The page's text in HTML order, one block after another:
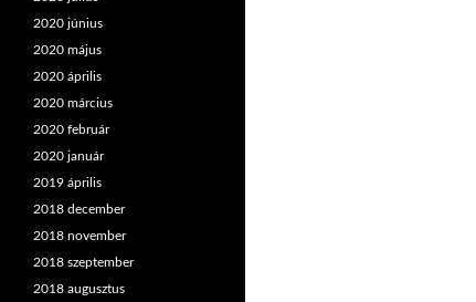
2020 június
2020 május
2020 április
2020 március
2020 február
2020 január
2019 április
2018 december
2018 november
2018 szeptember
2018 augusztus